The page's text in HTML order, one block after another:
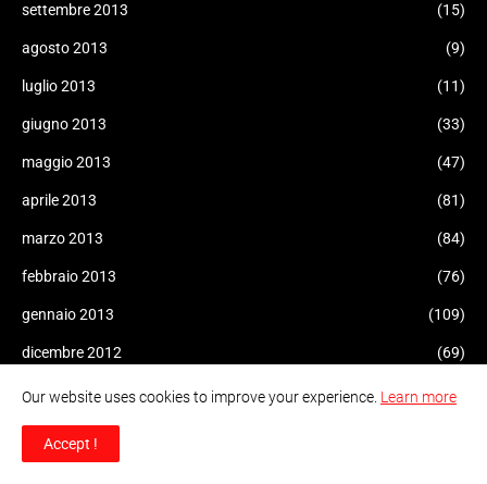
settembre 2013 (15)
agosto 2013 (9)
luglio 2013 (11)
giugno 2013 (33)
maggio 2013 (47)
aprile 2013 (81)
marzo 2013 (84)
febbraio 2013 (76)
gennaio 2013 (109)
dicembre 2012 (69)
novembre 2012 (72)
ottobre 2012
settembre 2012
Our website uses cookies to improve your experience. Learn more
Accept !